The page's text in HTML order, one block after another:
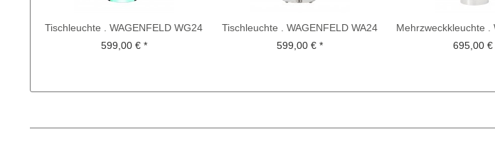
Tischleuchte . WAGENFELD WG24
599,00 € *
Tischleuchte . WAGENFELD WA24
599,00 € *
Mehrzweckkleuchte .
WNL 30
695,00 €